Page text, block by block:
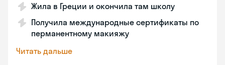
Жила в Греции и окончила там школу
Получила международные сертификаты по
перманентному макияжу
Читать дальше